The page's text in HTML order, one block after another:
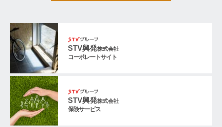
STV興発株式会社
コーポレートサイト
STV興発株式会社
保険サービス